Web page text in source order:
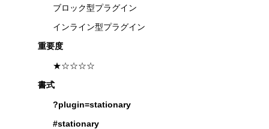
ブロック型プラグイン
インライン型プラグイン
重要度
★☆☆☆☆
書式
?plugin=stationary
#stationary